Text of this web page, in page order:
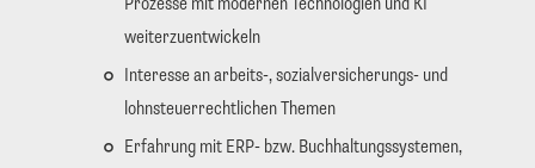
Prozesse mit modernen Technologien und KI
weiterzuentwickeln
Interesse an arbeits-, sozialversicherungs- und
lohnsteuerrechtlichen Themen
Erfahrung mit ERP- bzw. Buchhaltungssystemen,